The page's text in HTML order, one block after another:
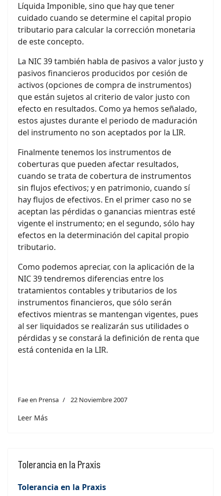
Líquida Imponible, sino que hay que tener
cuidado cuando se determine el capital propio
tributario para calcular la corrección monetaria
de este concepto.
La NIC 39 también habla de pasivos a valor justo y
pasivos financieros producidos por cesión de
activos (opciones de compra de instrumentos)
que están sujetos al criterio de valor justo con
efecto en resultados. Como ya hemos señalado,
estos ajustes durante el periodo de maduración
del instrumento no son aceptados por la LIR.
Finalmente tenemos los instrumentos de
coberturas que pueden afectar resultados,
cuando se trata de cobertura de instrumentos
sin flujos efectivos; y en patrimonio, cuando sí
hay flujos de efectivos. En el primer caso no se
aceptan las pérdidas o ganancias mientras esté
vigente el instrumento; en el segundo, sólo hay
efectos en la determinación del capital propio
tributario.
Como podemos apreciar, con la aplicación de la
NIC 39 tendremos diferencias entre los
tratamientos contables y tributarios de los
instrumentos financieros, que sólo serán
efectivos mientras se mantengan vigentes, pues
al ser liquidados se realizarán sus utilidades o
pérdidas y se constará la definición de renta que
está contenida en la LIR.
Fae en Prensa 22 Noviembre 2007
Leer Más
Tolerancia en la Praxis
Tolerancia en la Praxis